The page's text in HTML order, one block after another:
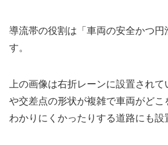
導流帯の役割は「車両の安全かつ円
す。
上の画像は右折レーンに設置され
や交差点の形状が複雑で車両がど
わかりにくかったりする道路にも設